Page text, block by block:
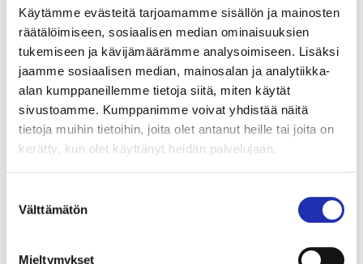
Käytämme evästeitä tarjoamamme sisällön ja mainosten
räätälöimiseen, sosiaalisen median ominaisuuksien
tukemiseen ja kävijämäärämme analysoimiseen. Lisäksi
jaamme sosiaalisen median, mainosalan ja analytiikka-
alan kumppaneillemme tietoja siitä, miten käytät
sivustoamme. Kumppanimme voivat yhdistää näitä
tietoja muihin tietoihin, joita olet antanut heille tai joita on
kerätty, kun olet käyttänyt heidän palvelujaan.
valinta
Välttämätön
Mieltymykset